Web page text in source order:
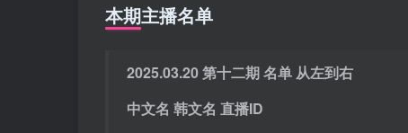
本期主播名单
2025.03.20 第十二期 名单 从左到右
中文名 韩文名 直播ID